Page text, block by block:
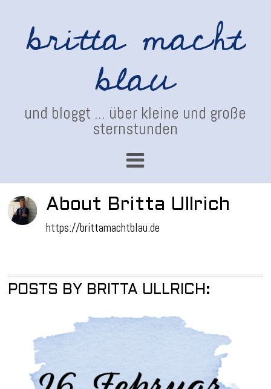
britta macht
blau
und bloggt ... über kleine und große
sternstunden
About Britta Ullrich
https://brittamachtblau.de
POSTS BY BRITTA ULLRICH: